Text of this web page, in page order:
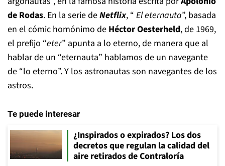
de Rodas. En la serie deNetflix, “ El eternauta”, basada
en el cómic homónimo de Héctor Oesterheld, de 1969,
el prefijo “eter” apunta a lo eterno, de manera que al
hablar de un “eternauta” hablamos de un navegante
de “lo eterno”. Y los astronautas son navegantes de los
astros.
Te puede interesar
¿Inspirados o expirados? Los dos
decretos que regulan la calidad del
aire retirados de Contraloría